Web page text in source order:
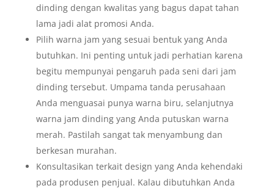
dinding dengan kwalitas yang bagus dapat tahan
lama jadi alat promosi Anda.
Pilih warna jam yang sesuai bentuk yang Anda
butuhkan. Ini penting untuk jadi perhatian karena
begitu mempunyai pengaruh pada seni dari jam
dinding tersebut. Umpama tanda perusahaan
Anda menguasai punya warna biru, selanjutnya
warna jam dinding yang Anda putuskan warna
merah. Pastilah sangat tak menyambung dan
berkesan murahan.
Konsultasikan terkait design yang Anda kehendaki
pada produsen penjual. Kalau dibutuhkan Anda